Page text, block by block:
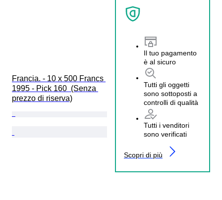
Il tuo pagamento
è al sicuro
Tutti gli oggetti
sono sottoposti a
controlli di qualità
Tutti i venditori
sono verificati
Scopri di più
Francia. - 10 x 500 Francs
1995 - Pick 160  (Senza
prezzo di riserva)